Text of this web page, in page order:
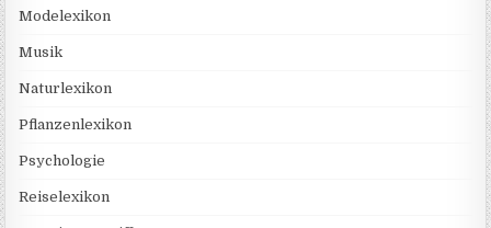
Modelexikon
Musik
Naturlexikon
Pflanzenlexikon
Psychologie
Reiselexikon